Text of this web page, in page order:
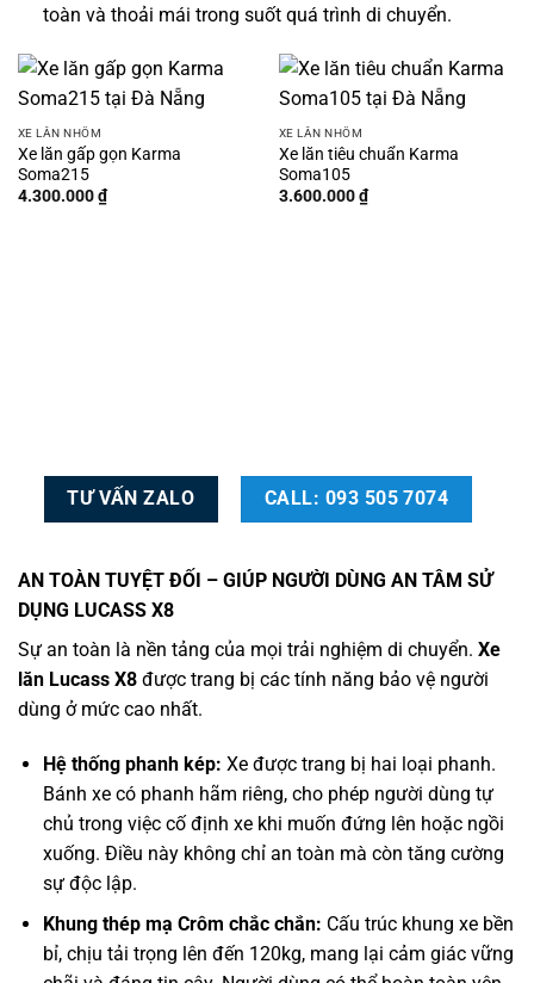
toàn và thoải mái trong suốt quá trình di chuyển.
XE LĂN NHÔM
Xe lăn gấp gọn Karma
Soma215
4.300.000₫
XE LĂN NHÔM
Xe lăn tiêu chuẩn Karma
Soma105
3.600.000₫
TƯ VẤN ZALO CALL: 093 505 7074
AN TOÀN TUYỆT ĐỐI – GIÚP NGƯỜI DÙNG AN TÂM SỬ
DỤNG LUCASS X8
Sự an toàn là nền tảng của mọi trải nghiệm di chuyển. Xe
lăn Lucass X8 được trang bị các tính năng bảo vệ người
dùng ở mức cao nhất.
Hệ thống phanh kép: Xe được trang bị hai loại phanh.
Bánh xe có phanh hãm riêng, cho phép người dùng tự
chủ trong việc cố định xe khi muốn đứng lên hoặc ngồi
xuống. Điều này không chỉ an toàn mà còn tăng cường
sự độc lập.
Khung thép mạ Crôm chắc chắn: Cấu trúc khung xe bền
bỉ, chịu tải trọng lên đến 120kg, mang lại cảm giác vững